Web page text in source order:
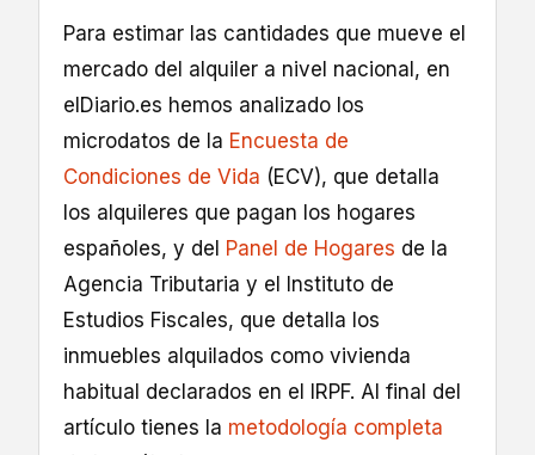
Para estimar las cantidades que mueve el
mercado del alquiler a nivel nacional, en
elDiario.es hemos analizado los
microdatos de la Encuesta de
Condiciones de Vida (ECV), que detalla
los alquileres que pagan los hogares
españoles, y del Panel de Hogares de la
Agencia Tributaria y el Instituto de
Estudios Fiscales, que detalla los
inmuebles alquilados como vivienda
habitual declarados en el IRPF. Al final del
artículo tienes la metodología completa